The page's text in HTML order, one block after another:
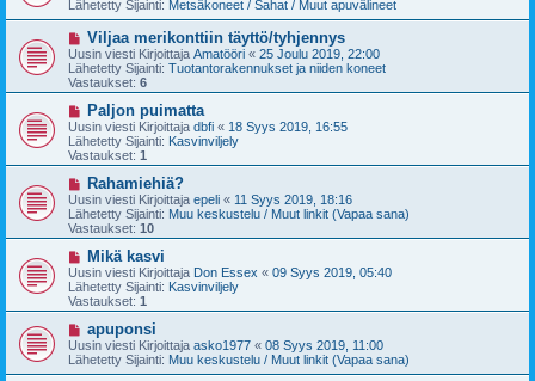
ti
v
e
s
t
Lähetetty Sijainti: Metsäkoneet / Sahat / Muut apuvälineet
U
u
s
i
v
e
s
t
i
Viljaa merikonttiin täyttö/tyhjennys
Uusin viesti Kirjoittaja Amatööri « 25 Joulu 2019, 22:00
Lähetetty Sijainti: Tuotantorakennukset ja niiden koneet
Vastaukset: 6
U
u
s
i
v
e
s
t
i
Paljon puimatta
Uusin viesti Kirjoittaja dbfi « 18 Syys 2019, 16:55
Lähetetty Sijainti: Kasvinviljely
Vastaukset: 1
U
u
s
i
v
e
s
t
i
Rahamiehiä?
Uusin viesti Kirjoittaja epeli « 11 Syys 2019, 18:16
Lähetetty Sijainti: Muu keskustelu / Muut linkit (Vapaa sana)
Vastaukset: 10
U
u
s
i
v
e
s
t
Mikä kasvi
Uusin viesti Kirjoittaja Don Essex « 09 Syys 2019, 05:40
Lähetetty Sijainti: Kasvinviljely
Vastaukset: 1
U
u
s
i
apuponsi
Uusin viesti Kirjoittaja asko1977 « 08 Syys 2019, 11:00
Lähetetty Sijainti: Muu keskustelu / Muut linkit (Vapaa sana)